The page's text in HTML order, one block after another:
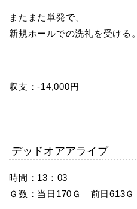
またまた単発で、
新規ホールでの洗礼を受ける。
収支：-14,000円
デッドオアアライブ
時間：13：03
Ｇ数：当日170Ｇ 前日613Ｇ